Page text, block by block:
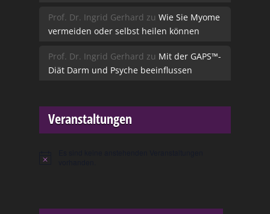
Prof. Dr. Ingrid Gerhard zu Wie Sie Myome
vermeiden oder selbst heilen können
Prof. Dr. Ingrid Gerhard zu Mit der GAPS™-
Diät Darm und Psyche beeinflussen
Veranstaltungen
Hinweis